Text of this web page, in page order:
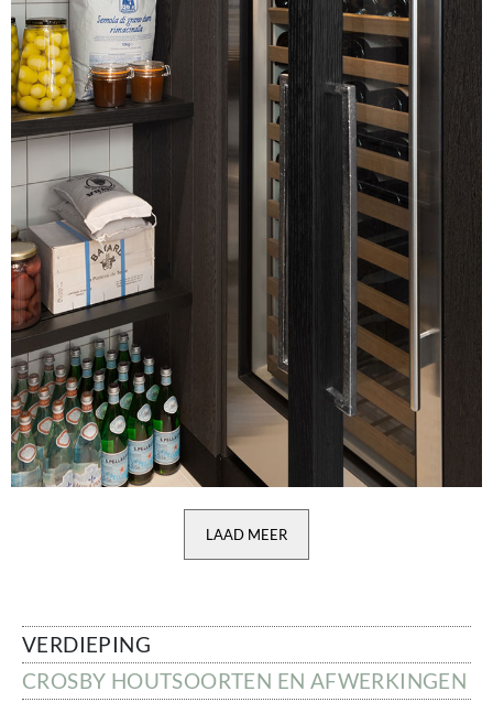
LAAD MEER
VERDIEPING
CROSBY HOUTSOORTEN EN AFWERKINGEN